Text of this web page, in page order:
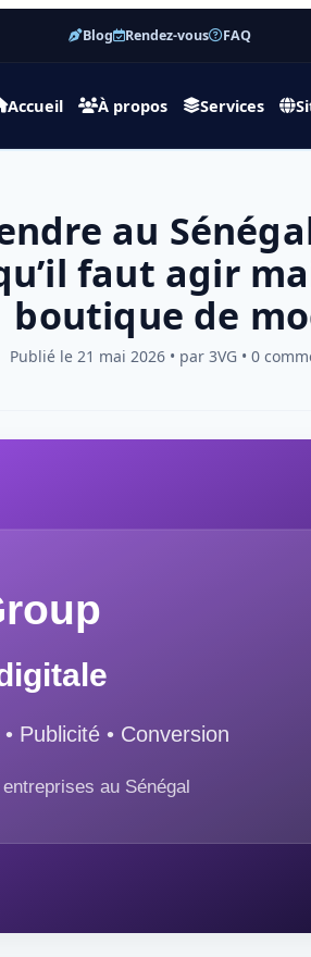
Blog Rendez-vous FAQ
Accueil À propos Services
au
faut agir
boutique de
Publié le 21 mai 2026 • par 3VG • 0